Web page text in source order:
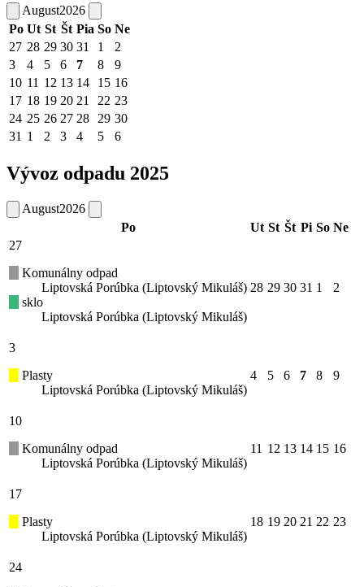
August2026
Po Ut St Št Pia So Ne
27 28 29 30 31 1
2
3
4 5 6 7 8
9
10 11 12 13 14 15 16
17 18 19 20 21 22 23
24 25 26 27 28 29 30
31 1 2 3 4 5 6
Vývoz odpadu 2025
August2026
Po
Ut St Št Pi So Ne
27
Komunálny odpad
Liptovská Porúbka (Liptovský Mikuláš)
sklo
Liptovská Porúbka (Liptovský Mikuláš)
28 29 30 31 1 2
3
Plasty
Liptovská Porúbka (Liptovský Mikuláš)
4 5 6 7 8 9
10
Komunálny odpad
Liptovská Porúbka (Liptovský Mikuláš)
11 12 13 14 15 16
17
Plasty
Liptovská Porúbka (Liptovský Mikuláš)
18 19 20 21 22 23
24